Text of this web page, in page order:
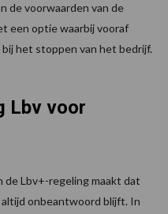
de voorwaarden van de
een optie waarbij vooraf
het stoppen van het bedrijf.
Lbv voor
de Lbv+-regeling maakt dat
altijd onbeantwoord blijft. In